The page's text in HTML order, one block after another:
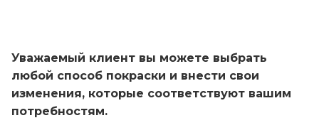
Уважаемый клиент вы можете выбрать
любой способ покраски и внести свои
изменения, которые соответствуют вашим
потребностям.